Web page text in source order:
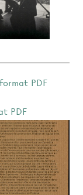
PDF
PDF